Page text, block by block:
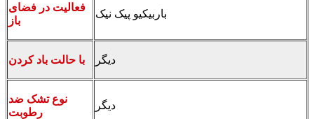
فعالیت در فضای
باز
باربیکیو پیک نیک
با حالت باد کردن دیگر
نوع تشک ضد
رطوبت
دیگر